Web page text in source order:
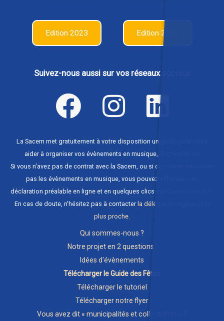
Edition 2023 Edition 2022
Suivez-nous aussi sur vos réseaux sociaux
La Sacem met gratuitement à votre disposition un guide pour vous
aider à organiser vos évènements en musique,
Si vous n'avez pas de contrat avec la Sacem, ou si ce contrat ne couvre
pas les évènements en musique, vous pouvez effectuer une
déclaration préalable en ligne et en quelques clics sur
En cas de doute, n'hésitez pas à contacter la délégation régionale la
plus proche.
Qui sommes-nous ?
Notre projet en 2 questions !
Idées d'évènements
Télécharger le Guide des Fêtes
Télécharger le tutoriel
Télécharger notre flyer
Vous avez dit « municipalités et collectivités » ?